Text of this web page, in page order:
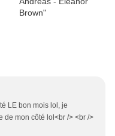
LE bon mois lol, je
de mon côté lol<br /> <br />